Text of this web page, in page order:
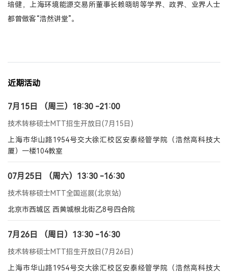
培健，上海环境能源交易所董事长赖晓明等学界、政界、业界人士
都曾做客“浩然讲堂”。
近期活动
7月15日 （周三）18:30 -21:00
技术转移硕士MTT招生开放日(7月15日)
上海市华山路1954号交大徐汇校区安泰经管学院（浩然高科技大
厦）一楼104教室
07月25日 （周六）13:30 -16:30
技术转移硕士MTT全国巡展(北京站)
北京市西城区 西黄城根北街乙8号四合院
7月26日 （周日）13:30 -16:30
技术转移硕士MTT招生开放日(7月26日)
上海市华山路1954号交大徐汇校区安泰经管学院（浩然高科技大